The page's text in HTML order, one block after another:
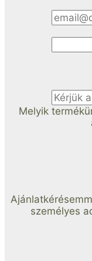
Melyik
személyes